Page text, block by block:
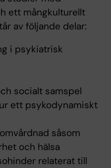
ett mångkulturellt
av följande delar:
i psykiatrisk
socialt samspel
ett psykodynamiskt
såsom
och hälsa
relaterat till